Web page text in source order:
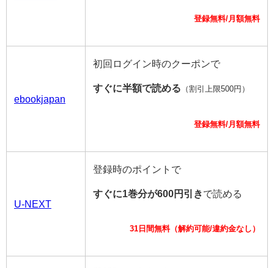
登録無料/月額無料
ebookjapan
初回ログイン時のクーポンで
すぐに半額で読める （割引上限500円）
登録無料/月額無料
U-NEXT
登録時のポイントで
すぐに1巻分が600円引きで読める
31日間無料（解約可能/違約金なし）